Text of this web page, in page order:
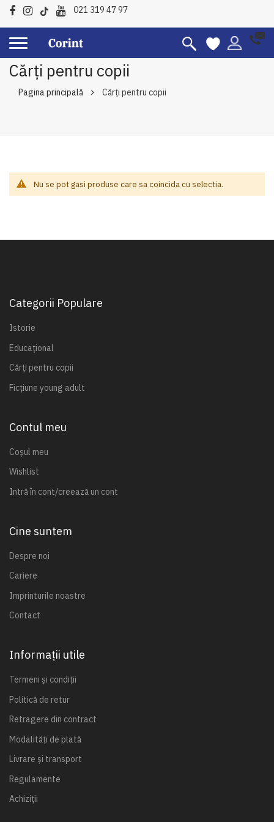
021 319 47 97
Cărți pentru copii
Pagina principală Cărți pentru copii
Nu se pot gasi produse care sa coincida cu selectia.
Categorii Populare
Istorie
Educațional
Cărți pentru copii
Ficțiune young adult
Contul meu
Coșul meu
Wishlist
Intră în cont/creează un cont
Cine suntem
Despre noi
Cariere
Imprinturile noastre
Contact
Informații utile
Termeni și condiții
Politică de retur
Retragere din contract
Modalități de plată
Livrare și transport
Regulamente
Achiziții